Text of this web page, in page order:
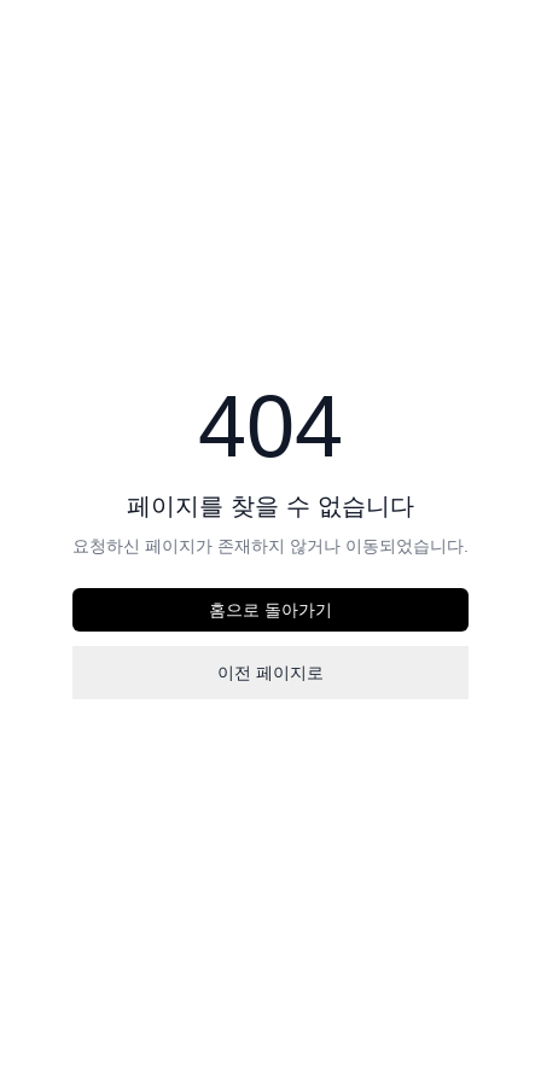
404
페이지를 찾을 수 없습니다
요청하신 페이지가 존재하지 않거나 이동되었습니다.
홈으로 돌아가기
이전 페이지로